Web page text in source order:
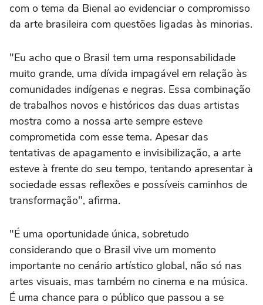
com o tema da Bienal ao evidenciar o compromisso
da arte brasileira com questões ligadas às minorias.
"Eu acho que o Brasil tem uma responsabilidade
muito grande, uma dívida impagável em relação às
comunidades indígenas e negras. Essa combinação
de trabalhos novos e históricos das duas artistas
mostra como a nossa arte sempre esteve
comprometida com esse tema. Apesar das
tentativas de apagamento e invisibilização, a arte
esteve à frente do seu tempo, tentando apresentar à
sociedade essas reflexões e possíveis caminhos de
transformação", afirma.
"É uma oportunidade única, sobretudo
considerando que o Brasil vive um momento
importante no cenário artístico global, não só nas
artes visuais, mas também no cinema e na música.
É uma chance para o público que passou a se